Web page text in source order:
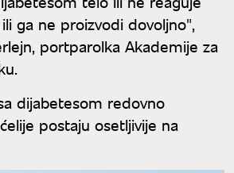
ga ne proizvodi dovoljno",
portparolka Akademije za
dijabetesom redovno
postaju osetljivije na